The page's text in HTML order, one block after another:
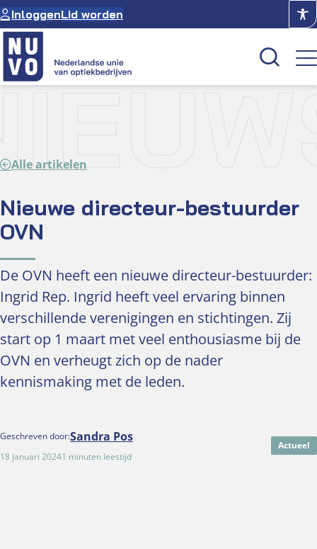
Ga
naar
de
inhoud
InloggenLid worden
Over NUVO
Alle artikelen
Nieuwe directeur-bestuurder
OVN
De OVN heeft een nieuwe directeur-bestuurder:
Ingrid Rep. Ingrid heeft veel ervaring binnen
verschillende verenigingen en stichtingen. Zij
start op 1 maart met veel enthousiasme bij de
OVN en verheugt zich op de nader
kennismaking met de leden.
Geschreven door:Sandra Pos
18 januari 20241 minuten leestijd
Actueel